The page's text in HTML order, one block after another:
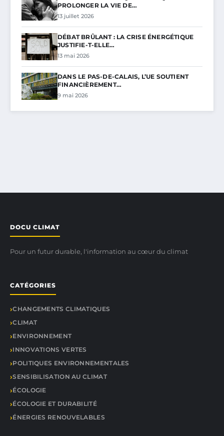
PROLONGER LA VIE DE…
13 juillet 2026
DÉBAT BRÛLANT : LA CRISE ÉNERGÉTIQUE
JUSTIFIE-T-ELLE…
13 mai 2026
DANS LE PAS-DE-CALAIS, L’UE SOUTIENT
FINANCIÈREMENT…
9 mai 2026
DOCU CLIMAT
Pour un futur durable, l'information au cœur du climat
CATÉGORIES
CHANGEMENTS CLIMATIQUES
CLIMAT
ENVIRONNEMENT
INNOVATIONS VERTES
POLITIQUES ENVIRONNEMENTALES
SENSIBILISATION AU CLIMAT
ÉCOLOGIE
ÉCOLOGIE ET DURABILITÉ
ÉNERGIES RENOUVELABLES